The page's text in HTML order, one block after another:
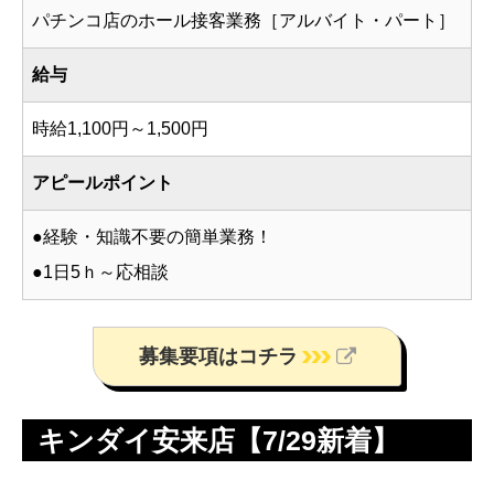
パチンコ店のホール接客業務［アルバイト・パート］
給与
時給1,100円～1,500円
アピールポイント
●経験・知識不要の簡単業務！
●1日5ｈ～応相談
募集要項はコチラ
キンダイ安来店【7/29新着】